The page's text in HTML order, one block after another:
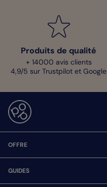
Produits de qualité
+ 14000 avis clients
4,9/5 sur Trustpilot et Google
OFFRE
GUIDES